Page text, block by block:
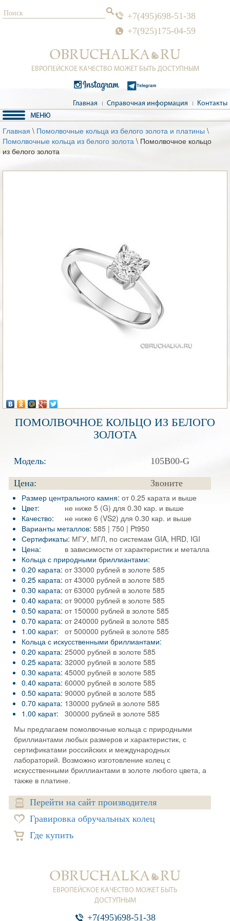
+7(495)698-51-38
+7(925)175-04-59
ЕВРОПЕЙСКОЕ КАЧЕСТВО МОЖЕТ БЫТЬ ДОСТУПНЫМ
Главная Справочная информация Контакты
Главная \ Помолвочные кольца из белого золота и платины \
Помолвочные кольца из белого золота \ Помолвочное кольцо
из белого золота
ПОМОЛВОЧНОЕ КОЛЬЦО ИЗ БЕЛОГО
ЗОЛОТА
Модель: 105B00-G
Цена:
Звоните
Размер центрального камня: от 0.25 карата и выше
Цвет:
не ниже 5 (G) для 0.30 кар. и выше
Качество:
не ниже 6 (VS2) для 0.30 кар. и выше
Варианты металлов: 585 | 750 | Pt950
Сертификаты: МГУ, МГЛ, по системам GIA, HRD, IGI
Цена:
в зависимости от характеристик и металла
Кольца с природными бриллиантами:
0.20 карата: от 33000 рублей в золоте 585
0.25 карата: от 43000 рублей в золоте 585
0.30 карата: от 63000 рублей в золоте 585
0.40 карата: от 90000 рублей в золоте 585
0.50 карата: от 150000 рублей в золоте 585
0.70 карата: от 240000 рублей в золоте 585
1.00 карат:
от 500000 рублей в золоте 585
Кольца с искусственными бриллиантами:
0.20 карата: 25000 рублей в золоте 585
0.25 карата: 32000 рублей в золоте 585
0.30 карата: 45000 рублей в золоте 585
0.40 карата: 60000 рублей в золоте 585
0.50 карата: 90000 рублей в золоте 585
0.70 карата: 130000 рублей в золоте 585
1.00 карат:
300000 рублей в золоте 585
Мы предлагаем помолвочные кольца с природными
бриллиантами любых размеров и характеристик, с
сертификатами российских и международных
лабораторий. Возможно изготовление колец с
искусственными бриллиантами в золоте любого цвета, а
также в платине.
Перейти на сайт производителя
Гравировка обручальных колец
Где купить
+7(495)698-51-38
ЕВРОПЕЙСКОЕ КАЧЕСТВО МОЖЕТ БЫТЬ
ДОСТУПНЫМ